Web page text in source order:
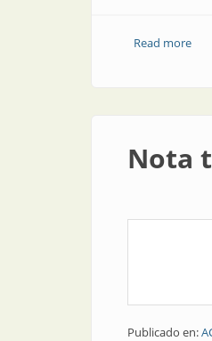
Read more
Nota
Publicado en: